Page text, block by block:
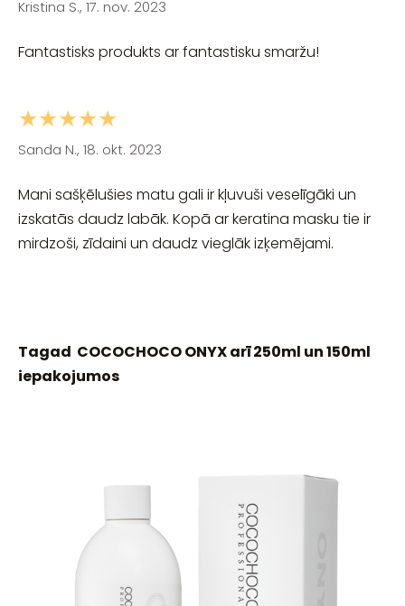
Tagad COCOCHOCO ONYX arī 250ml un 150ml
iepakojumos
Kristina S., 17. nov. 2023
Fantastisks produkts ar fantastisku smaržu!
★★★★★
Sanda N., 18. okt. 2023
Mani sašķēlušies matu gali ir kļuvuši veselīgāki un
izskatās daudz labāk. Kopā ar keratina masku tie ir
mirdzoši, zīdaini un daudz vieglāk izķemējami.